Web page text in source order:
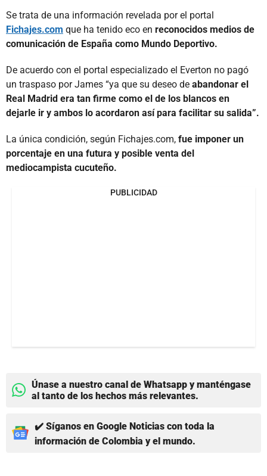
Se trata de una información revelada por el portal
Fichajes.com que ha tenido eco en reconocidos medios de
comunicación de España como Mundo Deportivo.
De acuerdo con el portal especializado el Everton no pagó
un traspaso por James “ya que su deseo de abandonar el
Real Madrid era tan firme como el de los blancos en
dejarle ir y ambos lo acordaron así para facilitar su salida”.
La única condición, según Fichajes.com, fue imponer un
porcentaje en una futura y posible venta del
mediocampista cucuteño.
PUBLICIDAD
Únase a nuestro canal de Whatsapp y manténgase
al tanto de los hechos más relevantes.
✔️ Síganos en Google Noticias con toda la
información de Colombia y el mundo.